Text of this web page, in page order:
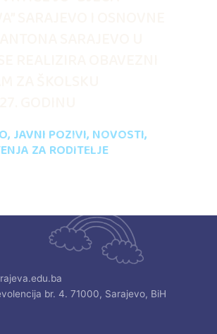
, JAVNI POZIVI, NOVOSTI,
ZA RODITELJE
br. 4. 71000, Sarajevo, BiH